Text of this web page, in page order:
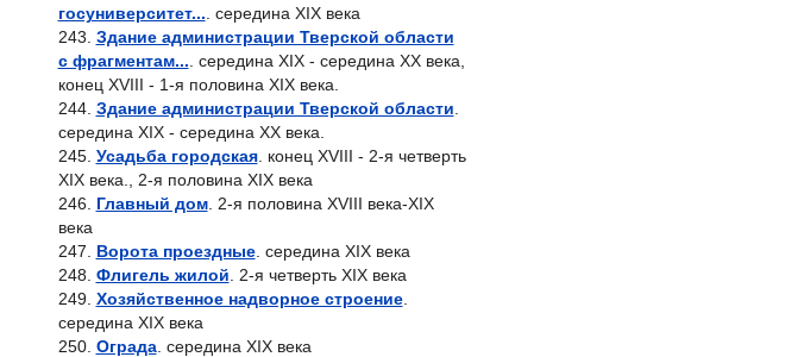
госуниверситет... . середина XIX века
Здание администрации Тверской области
с фрагментам... . середина XIX - середина XX века,
конец XVIII - 1-я половина XIX века.
Здание администрации Тверской области
середина XIX - середина XX века.
Усадьба городская. конец XVIII - 2-я четверть
XIX века., 2-я половина XIX века
Главный дом. 2-я половина XVIII века-XIX
века
Ворота проездные. середина XIX века
Флигель жилой . 2-я четверть XIX века
Хозяйственное надворное строение.
середина XIX века
Ограда. середина XIX века